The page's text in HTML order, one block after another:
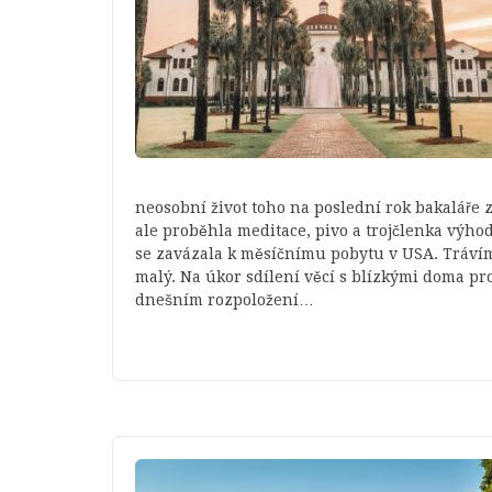
neosobní život toho na poslední rok bakaláře
ale proběhla meditace, pivo a trojčlenka
se zavázala k měsíčnímu pobytu v USA.
malý. Na úkor sdílení věcí s blízkými doma
dnešním rozpoložení…